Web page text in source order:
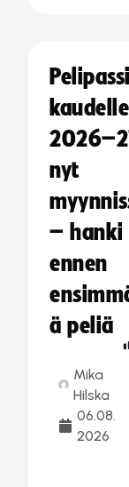
kaudelle
nyt
– hanki
ennen
ä peliä
Mika
Hilska
06.08.
2026